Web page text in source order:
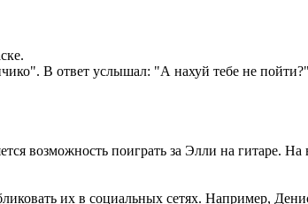
В ответ услышал: "А нахуй тебе не пойти?"
возможность поиграть за Элли на гитаре.
их в социальных сетях. Например,